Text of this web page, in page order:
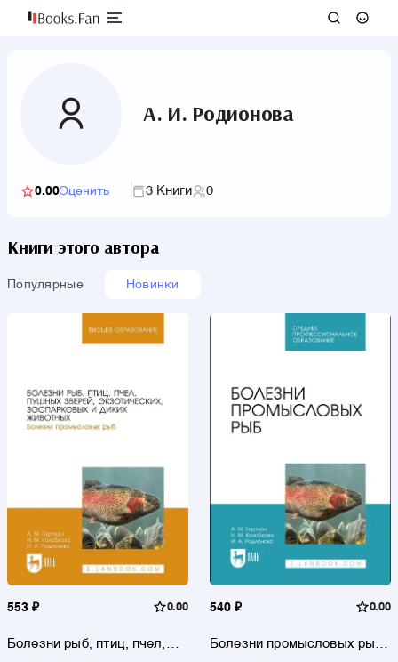
А. И. Родионова
0.00Оценить 3 Книги 0
Книги этого автора
Популярные Новинки
553 ₽ 0.00
Болезни рыб, птиц, пчел,
540 ₽ 0.00
Болезни промысловых рыб.